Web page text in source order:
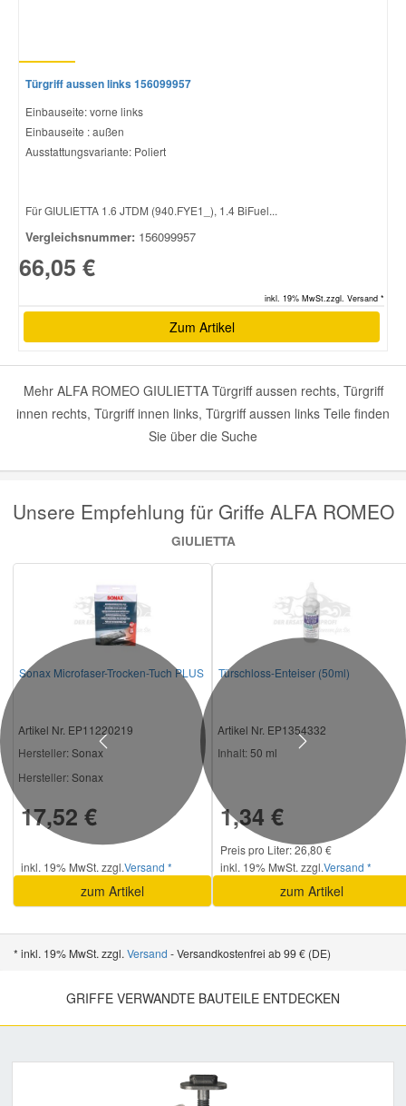
Türgriff aussen links 156099957
Einbauseite: vorne links
Einbauseite : außen
Ausstattungsvariante: Poliert
Für GIULIETTA 1.6 JTDM (940.FYE1_), 1.4 BiFuel...
Vergleichsnummer: 156099957
66,05 €
inkl. 19% MwSt.zzgl. Versand *
Zum Artikel
Mehr ALFA ROMEO GIULIETTA Türgriff aussen rechts, Türgriff
innen rechts, Türgriff innen links, Türgriff aussen links Teile finden
Sie über die Suche
Unsere Empfehlung für Griffe ALFA ROMEO
GIULIETTA
Sonax Microfaser-Trocken-Tuch PLUS
Artikel Nr. EP11220219
Hersteller: Sonax
Hersteller: Sonax
17,52 €
inkl. 19% MwSt. zzgl.Versand *
zum Artikel
Türschloss-Enteiser (50ml)
Artikel Nr. EP1354332
Inhalt: 50 ml
1,34 €
Preis pro Liter: 26,80 €
inkl. 19% MwSt. zzgl.Versand *
zum Artikel
Previous Next
* inkl. 19% MwSt. zzgl. Versand - Versandkostenfrei ab 99 € (DE)
GRIFFE VERWANDTE BAUTEILE ENTDECKEN